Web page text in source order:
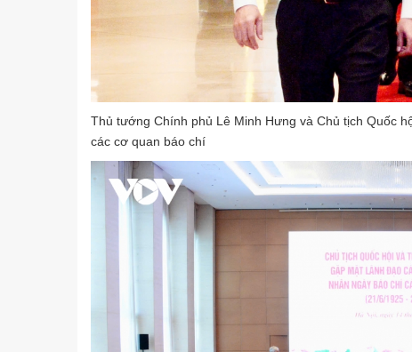
Thủ tướng Chính phủ Lê Minh Hưng và Chủ tịch Quốc
các cơ quan báo chí